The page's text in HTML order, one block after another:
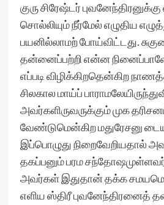
குரு சிரேஷ்டர்
சொல்லியும் நீர்மேல் எழுதிய
பயனில்லாமற் போய்விட்டது.
தன்னைப்பற்றி என்ன
எப்படி விழிக்கிறதென்கிற
சிலகால மாய்ப்
அவர்களிருவருக்கும் முக
வேண்டுமென்கிற மதுரேசனு
இப்பொழுது நிறைவேறியதால்
தகப்பனும் பரம
அவர்கள் இதுதான் தக்க
எளிய ஸ்திரீ புவனேந்திரனைத்